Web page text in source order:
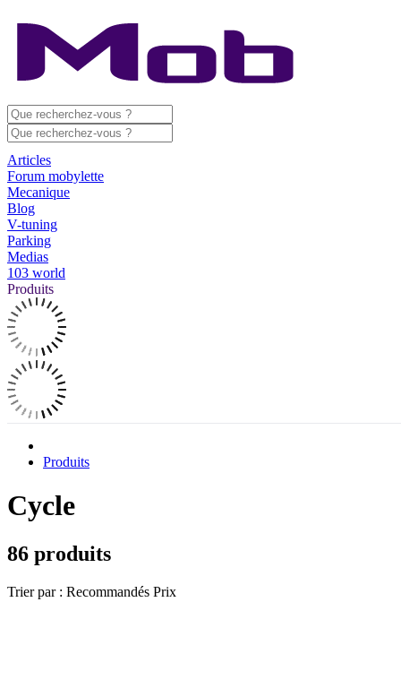
Articles
Forum mobylette
Mecanique
Blog
V-tuning
Parking
Medias
103 world
Produits
Produits
Cycle
86 produits
Trier par : Recommandés Prix